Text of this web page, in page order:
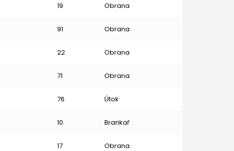
19 Obrana
91 Obrana
22 Obrana
71 Obrana
76 Útok
10 Brankař
17 Obrana